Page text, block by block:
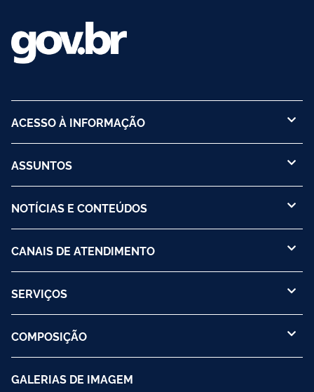
ACESSO À INFORMAÇÃO
ASSUNTOS
NOTÍCIAS E CONTEÚDOS
CANAIS DE ATENDIMENTO
SERVIÇOS
COMPOSIÇÃO
GALERIAS DE IMAGEM